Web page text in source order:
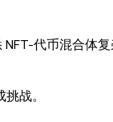
代币混合体复
战。